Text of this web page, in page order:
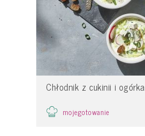
Chłodnik z cukinii i ogórka
mojegotowanie